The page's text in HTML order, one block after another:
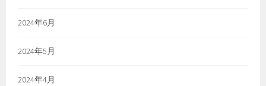
2024年6月
2024年5月
2024年4月